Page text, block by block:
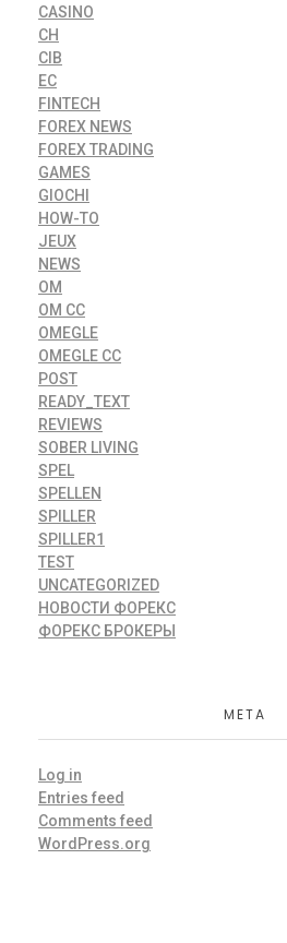
CASINO
CH
CIB
EC
FINTECH
FOREX NEWS
FOREX TRADING
GAMES
GIOCHI
HOW-TO
JEUX
NEWS
OM
OM CC
OMEGLE
OMEGLE CC
POST
READY_TEXT
REVIEWS
SOBER LIVING
SPEL
SPELLEN
SPILLER
SPILLER1
TEST
UNCATEGORIZED
НОВОСТИ ФОРЕКС
ФОРЕКС БРОКЕРЫ
META
Log in
Entries feed
Comments feed
WordPress.org